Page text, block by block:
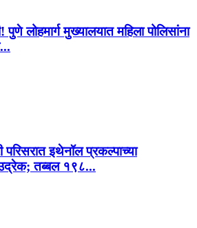
लोहमार्ग मुख्यालयात महिला पोलिसांना
परिसरात इथेनॉल प्रकल्पाच्या
उद्रेक; तब्बल १९८...